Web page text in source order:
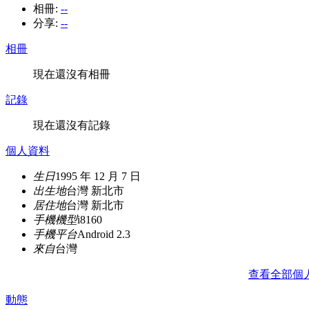
相冊: --
分享: --
相冊
現在還沒有相冊
記錄
現在還沒有記錄
個人資料
生日1995 年 12 月 7 日
出生地台灣 新北市
居住地台灣 新北市
手機機型i8160
手機平台Android 2.3
來自台灣
查看全部個
動態